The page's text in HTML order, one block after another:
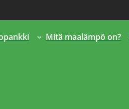
Mitä maalämpö on?